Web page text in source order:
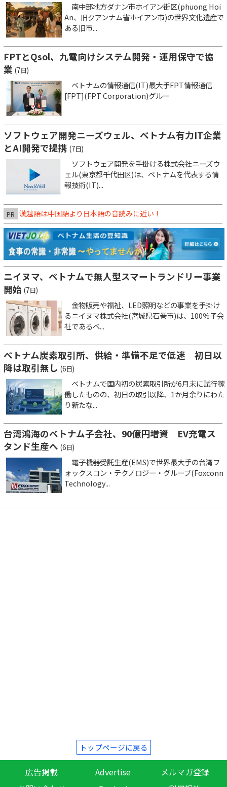
南中部地方ダナン市ホイアン街区(phuong Hoi
An、旧クアンナム省ホイアン市)の世界文化遺産で
ある旧市...
FPTとQsol、九電向けシステム開発・運用保守で協
業 (7日)
ベトナムの情報通信(IT)最大手FPT情報通信
[FPT](FPT Corporation)グルー
ソフトウェア開発ニーズウェル、ベトナム有力IT企業
とAI開発で提携 (7日)
ソフトウェア開発を手掛ける株式会社ニーズウ
ェル(東京都千代田区)は、ベトナムを代表する情
報技術(IT)...
PR 漢越語は中国語より日本語の音読みに近い！
ニイヌマ、ベトナムで無人型スマートランドリー事業
開始 (7日)
金物販売や福祉、LED照明などの事業を手掛け
るニイヌマ株式会社(宮城県石巻市)は、100％子会
社であるベ...
ベトナム炭素取引所、供給・準備不足で低迷 初日以
降は取引無し (6日)
ベトナムで国内初の炭素取引所が6月末に試行稼
働したものの、初日の取引以降、1か月余りにわた
り新たな...
台湾鴻海のベトナム子会社、90億円増資 EV充電ス
タンド生産へ (6日)
電子機器受託生産(EMS)で世界最大手の台湾フ
ォックスコン・テクノロジー・グループ(Foxconn
Technology...
トップページに戻る
広告掲載 Advertise
メルマガ登録